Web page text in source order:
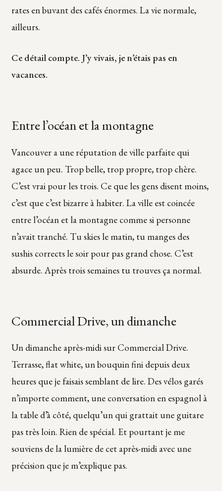
rates en buvant des cafés énormes. La vie normale,
ailleurs.
Ce détail compte. J’y vivais, je n’étais pas en
vacances.
Entre l’océan et la montagne
Vancouver a une réputation de ville parfaite qui
agace un peu. Trop belle, trop propre, trop chère.
C’est vrai pour les trois. Ce que les gens disent moins,
c’est que c’est bizarre à habiter. La ville est coincée
entre l’océan et la montagne comme si personne
n’avait tranché. Tu skies le matin, tu manges des
sushis corrects le soir pour pas grand chose. C’est
absurde. Après trois semaines tu trouves ça normal.
Commercial Drive, un dimanche
Un dimanche après-midi sur Commercial Drive.
Terrasse, flat white, un bouquin fini depuis deux
heures que je faisais semblant de lire. Des vélos garés
n’importe comment, une conversation en espagnol à
la table d’à côté, quelqu’un qui grattait une guitare
pas très loin. Rien de spécial. Et pourtant je me
souviens de la lumière de cet après-midi avec une
précision que je m’explique pas.